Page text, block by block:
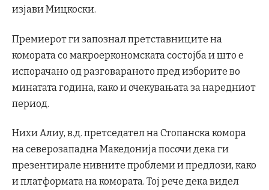
изјави Мицкоски.
Премиерот ги запознал претставниците на
комората со макроеркономската состојба и што е
испорачано од разговараното пред изборите во
минатата година, како и очекувањата за наредниот
период.
Нихи Алиу, в.д. претседател на Стопанска комора
на северозападна Македонија посочи дека ги
презентирале нивните проблеми и предлози, како
и платформата на комората. Тој рече дека видел